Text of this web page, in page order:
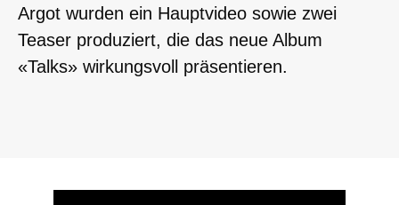
Argot wurden ein Hauptvideo sowie zwei
Teaser produziert, die das neue Album
«Talks» wirkungsvoll präsentieren.